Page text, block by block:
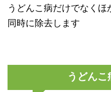
うどんこ病だけでなく
同時に除去します
うどん